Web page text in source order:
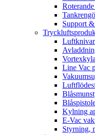
Support
Luftknivar
Line Vac
Kylning
E-Vac
Styrning,